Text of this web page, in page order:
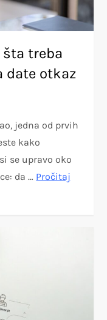
treba
date otkaz
jedna od prvih
kako
se upravo oko
da … Pročitaj